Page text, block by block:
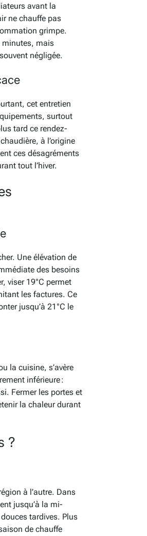
avant la
ne chauffe pas
grimpe.
minutes, mais
négligée.
cet entretien
surtout
tard ce rendez-
à l’origine
ces désagréments
tout l’hiver.
Une élévation de
des besoins
viser 19°C permet
les factures. Ce
jusqu’à 21°C le
la cuisine, s’avère
inférieure :
Fermer les portes et
la chaleur durant
?
à l’autre. Dans
jusqu’à la mi-
tardives. Plus
de chauffe